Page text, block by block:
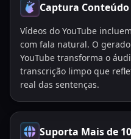
Captura
Vídeos do YouTube
com fala natural. O
YouTube transforma o
transcrição limpo que
real das sentenças.
Suporta Mais de